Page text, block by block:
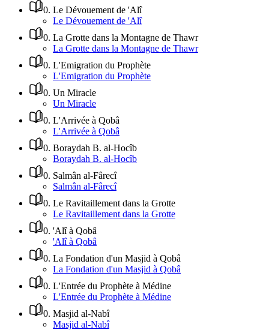
0. Le Dévouement de 'Alî
Le Dévouement de 'Alî
0. La Grotte dans la Montagne de Thawr
La Grotte dans la Montagne de Thawr
0. L'Emigration du Prophète
L'Emigration du Prophète
0. Un Miracle
Un Miracle
0. L'Arrivée à Qobâ
L'Arrivée à Qobâ
0. Boraydah B. al-Hocîb
Boraydah B. al-Hocîb
0. Salmân al-Fârecî
Salmân al-Fârecî
0. Le Ravitaillement dans la Grotte
Le Ravitaillement dans la Grotte
0. 'Alî à Qobâ
'Alî à Qobâ
0. La Fondation d'un Masjid à Qobâ
La Fondation d'un Masjid à Qobâ
0. L'Entrée du Prophète à Médine
L'Entrée du Prophète à Médine
0. Masjid al-Nabî
Masjid al-Nabî